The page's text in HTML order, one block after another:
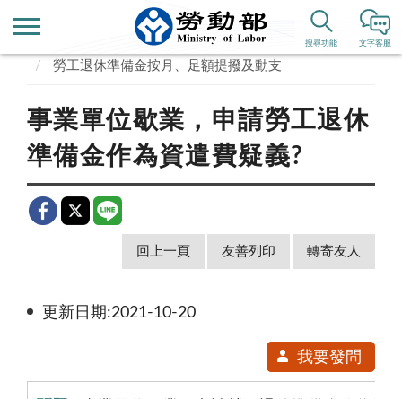
文字客服
搜尋功能
便民服務 常見問答
勞動福祉、退休
勞工退休準備金按月、足額提撥及動支
事業單位歇業，申請勞工退休
準備金作為資遣費疑義?
回上一頁 友善列印 轉寄友人
更新日期:2021-10-20
我要發問